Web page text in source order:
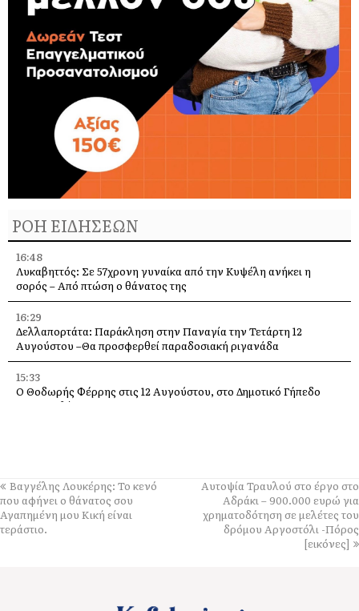
ΡΟΗ ΕΙΔΗΣΕΩΝ
16:48
Λυκαβηττός: Σε 57χρονη γυναίκα από την Κυψέλη ανήκει η
σορός – Από πτώση ο θάνατος της
16:29
Δελλαπορτάτα: Παράκληση στην Παναγία την Τετάρτη 12
Αυγούστου –Θα προσφερθεί παραδοσιακή ριγανάδα
15:33
Ο Θοδωρής Φέρρης στις 12 Αυγούστου, στο Δημοτικό Γήπεδο
Αργοστολίου
11:58
Δύο παλέτες εμφιαλωμένο νερό στους εθελοντές Ελειού–
Πρόννων – Το «ευχαριστώ» στον Χρήστο Κόκκολη
Βαγγέλης Λουκέρης: Το κενό
που αφήνει ο θάνατος σου
Αγαπημένη μου Κική είναι
τεράστιο.
Αυτοψία Τραυλού στο έργο στο
Αδράκι – 900.000 ευρώ για
χρηματοδότηση σε μελέτες του
δρόμου Αργοστόλι -Πόρος
[εικόνες]